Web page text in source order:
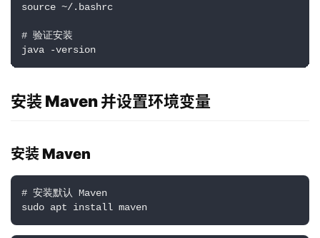
source ~/.bashrc
# 验证安装
java -version
安装 Maven 并设置环境变量
安装 Maven
# 安装默认 Maven
sudo apt install maven